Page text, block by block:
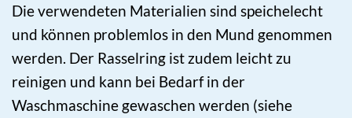
Die verwendeten Materialien sind speichelecht
und können problemlos in den Mund genommen
werden. Der Rasselring ist zudem leicht zu
reinigen und kann bei Bedarf in der
Waschmaschine gewaschen werden (siehe